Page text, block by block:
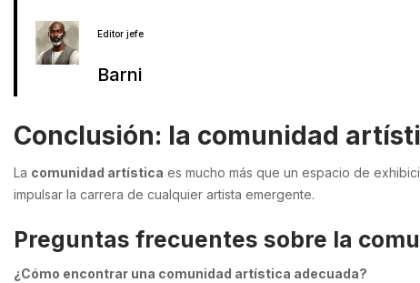
Editor jefe
Barni
Conclusión: la comunidad
La comunidad artística es mucho más que un espacio de
impulsar la carrera de cualquier artista emergente.
Preguntas frecuentes sobre la
¿Cómo encontrar una comunidad artística adecuada?